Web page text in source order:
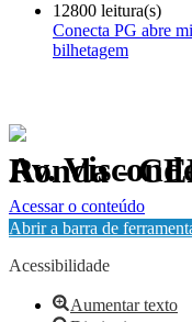
12800 leitura(s)
Conecta PG abre
bilhetagem
Av. Visconde de Taunay,
Política de Privacidade.
Acessar o conteúdo
Abrir a barra de
Acessibilidade
Aumentar texto